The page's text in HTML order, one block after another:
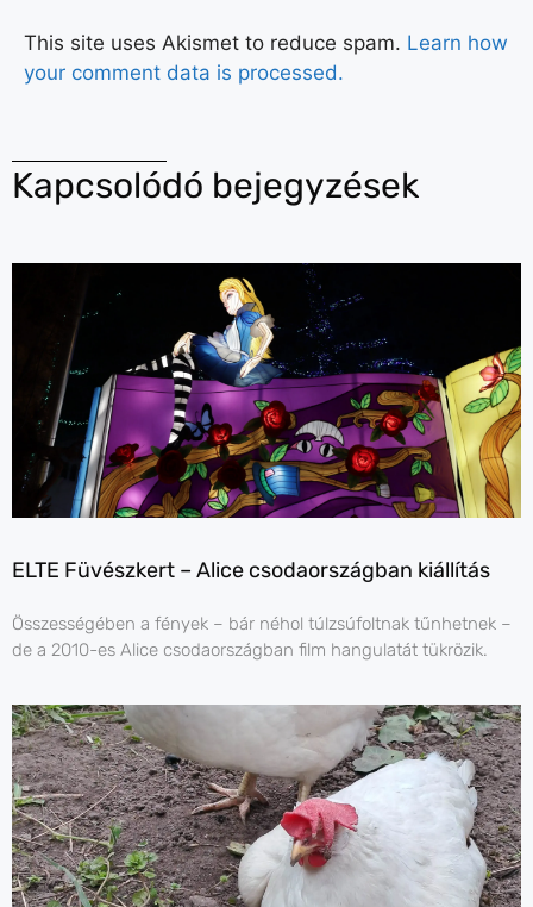
This site uses Akismet to reduce spam. Learn how
your comment data is processed.
Kapcsolódó bejegyzések
ELTE Füvészkert – Alice csodaországban kiállítás
Összességében a fények – bár néhol túlzsúfoltnak tűnhetnek –
de a 2010-es Alice csodaországban film hangulatát tükrözik.